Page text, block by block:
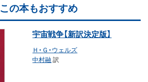
この本もおすすめ
宇宙戦争【新訳決定版】
Ｈ・Ｇ・ウェルズ
中村融 訳